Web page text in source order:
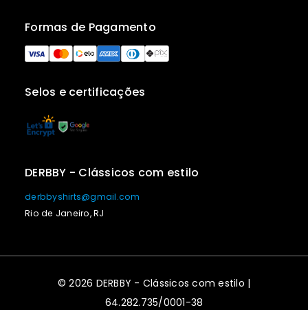
Selos e certificações
Formas de Pagamento
DERBBY - Clássicos com estilo
derbbyshirts@gmail.com
Rio de Janeiro, RJ
© 2026 DERBBY - Clássicos com estilo |
64.282.735/0001-38